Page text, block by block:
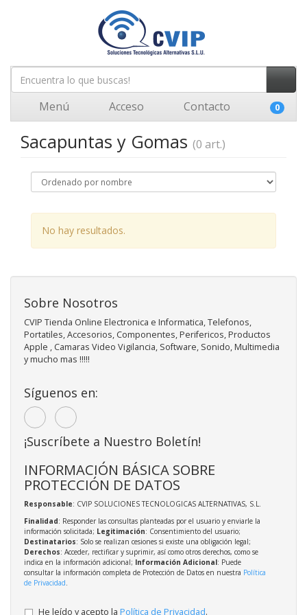
Menú Acceso Contacto 0
Sacapuntas y Gomas (0 art.)
No hay resultados.
Sobre Nosotros
CVIP Tienda Online Electronica e Informatica, Telefonos,
Portatiles, Accesorios, Componentes, Perifericos, Productos
Apple , Camaras Video Vigilancia, Software, Sonido, Multimedia
y mucho mas !!!!!
Síguenos en:
¡Suscríbete a Nuestro Boletín!
INFORMACIÓN BÁSICA SOBRE
PROTECCIÓN DE DATOS
Responsable: CVIP SOLUCIONES TECNOLOGICAS ALTERNATIVAS, S.L.
Finalidad: Responder las consultas planteadas por el usuario y enviarle la
información solicitada; Legitimación: Consentimiento del usuario;
Destinatarios: Solo se realizan cesiones si existe una obligación legal;
Derechos: Acceder, rectificar y suprimir, así como otros derechos, como se
indica en la información adicional; Información Adicional: Puede
consultar la información completa de Protección de Datos en nuestra Política
de Privacidad.
He leído y acepto la Política de Privacidad.